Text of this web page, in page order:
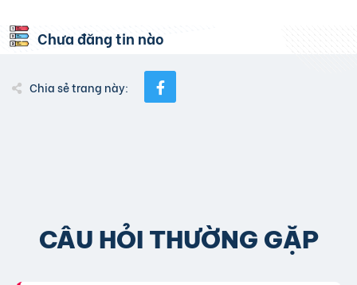
Chưa đăng tin nào
Chia sẻ trang này:
CÂU HỎI THƯỜNG GẶP